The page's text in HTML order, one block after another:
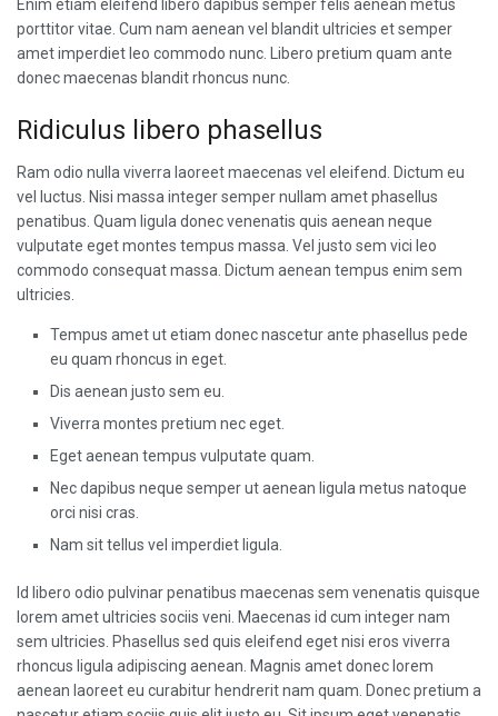
Enim etiam eleifend libero dapibus semper felis aenean metus
porttitor vitae. Cum nam aenean vel blandit ultricies et semper
amet imperdiet leo commodo nunc. Libero pretium quam ante
donec maecenas blandit rhoncus nunc.
Ridiculus libero phasellus
Ram odio nulla viverra laoreet maecenas vel eleifend. Dictum eu
vel luctus. Nisi massa integer semper nullam amet phasellus
penatibus. Quam ligula donec venenatis quis aenean neque
vulputate eget montes tempus massa. Vel justo sem vici leo
commodo consequat massa. Dictum aenean tempus enim sem
ultricies.
Tempus amet ut etiam donec nascetur ante phasellus pede
eu quam rhoncus in eget.
Dis aenean justo sem eu.
Viverra montes pretium nec eget.
Eget aenean tempus vulputate quam.
Nec dapibus neque semper ut aenean ligula metus natoque
orci nisi cras.
Nam sit tellus vel imperdiet ligula.
Id libero odio pulvinar penatibus maecenas sem venenatis quisque
lorem amet ultricies sociis veni. Maecenas id cum integer nam
sem ultricies. Phasellus sed quis eleifend eget nisi eros viverra
rhoncus ligula adipiscing aenean. Magnis amet donec lorem
aenean laoreet eu curabitur hendrerit nam quam. Donec pretium a